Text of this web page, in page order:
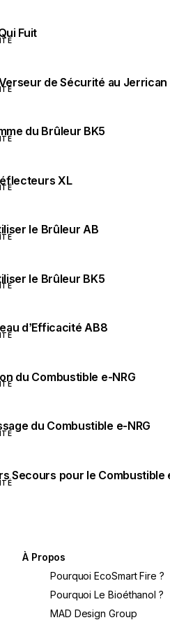
Fuit
de Sécurité au Jerrican
du Brûleur BK5
XL
le Brûleur AB
le Brûleur BK5
d’Efficacité AB8
du Combustible e-NRG
du Combustible e-NRG
Secours pour le Combustible
À Propos
Pourquoi EcoSmart Fire ?
Pourquoi Le Bioéthanol ?
MAD Design Group